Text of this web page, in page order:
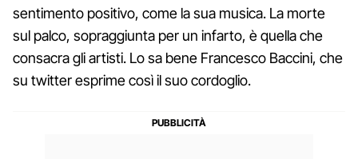
sentimento positivo, come la sua musica. La morte
sul palco, sopraggiunta per un infarto, è quella che
consacra gli artisti. Lo sa bene Francesco Baccini, che
su twitter esprime così il suo cordoglio.